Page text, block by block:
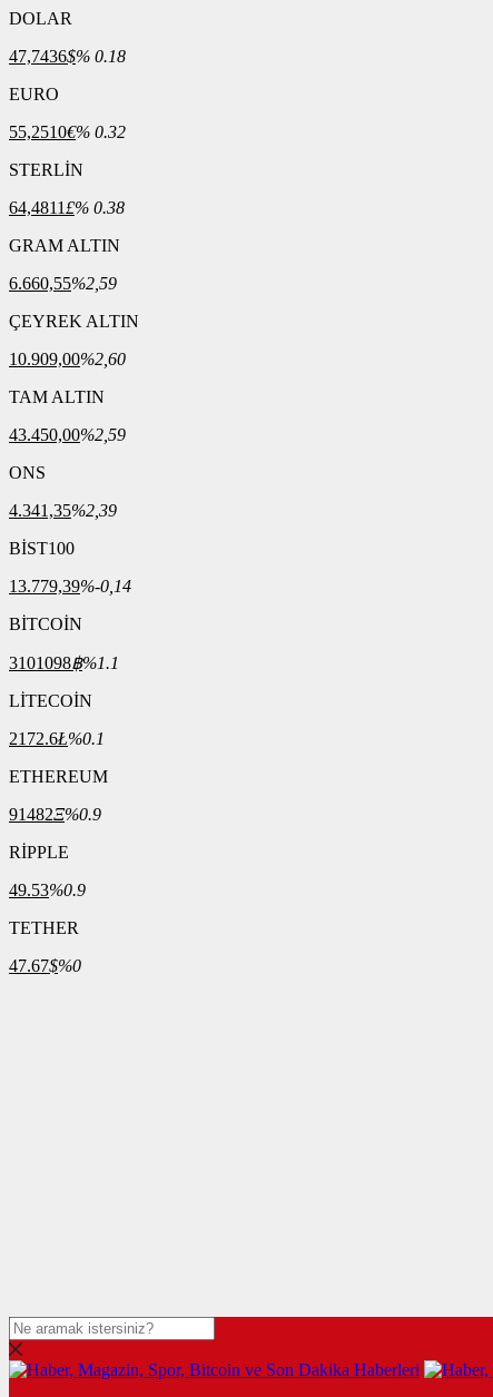
DOLAR
47,7436$% 0.18
EURO
55,2510€% 0.32
STERLİN
64,4811£% 0.38
GRAM ALTIN
6.660,55%2,59
ÇEYREK ALTIN
10.909,00%2,60
TAM ALTIN
43.450,00%2,59
ONS
4.341,35%2,39
BİST100
13.779,39%-0,14
BİTCOİN
3101098฿%1.1
LİTECOİN
2172.6Ł%0.1
ETHEREUM
91482Ξ%0.9
RİPPLE
49.53%0.9
TETHER
47.67$%0